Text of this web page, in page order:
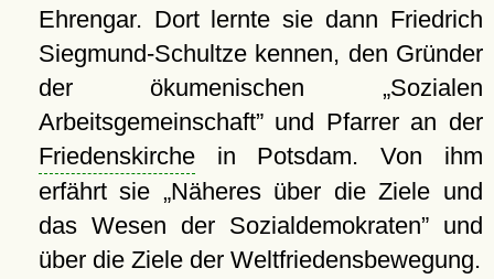
Ehrengar. Dort lernte sie dann Friedrich
Siegmund-Schultze kennen, den Gründer
der ökumenischen
Sozialen
Arbeitsgemeinschaft und Pfarrer an der
Friedenskirchein Potsdam. Von ihm
erfährt sie
Näheres über die Ziele und
das Wesen der Sozialdemokraten und
über die Ziele der Weltfriedensbewegung.